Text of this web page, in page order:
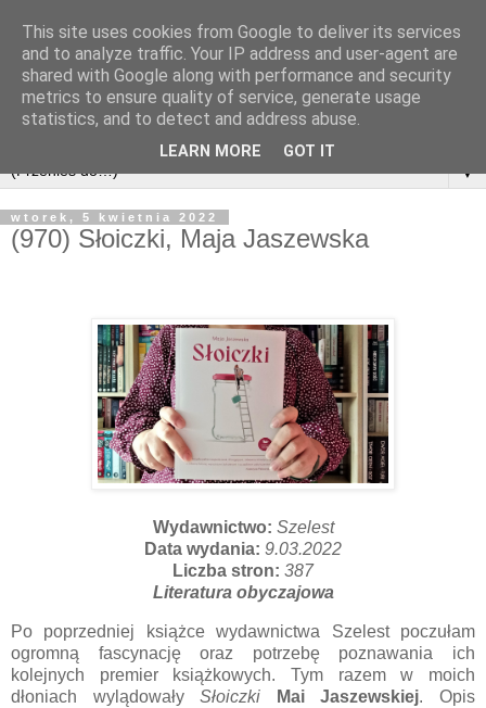
▼
wtorek, 5 kwietnia 2022
(970) Słoiczki, Maja Jaszewska
Wydawnictwo: Szelest
Data wydania: 9.03.2022
Liczba stron: 387
Literatura obyczajowa
Po poprzedniej książce wydawnictwa Szelest poczułam
ogromną fascynację oraz potrzebę poznawania ich
kolejnych premier książkowych. Tym razem w moich
dłoniach wylądowałySłoiczki Mai Jaszewskiej. Opis
This site uses cookies from Google to deliver its services
and to analyze traffic. Your IP address and user-agent are
shared with Google along with performance and security
metrics to ensure quality of service, generate usage
statistics, and to detect and address abuse.
LEARN MORE GOT IT